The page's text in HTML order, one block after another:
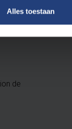
Alles toestaan
de